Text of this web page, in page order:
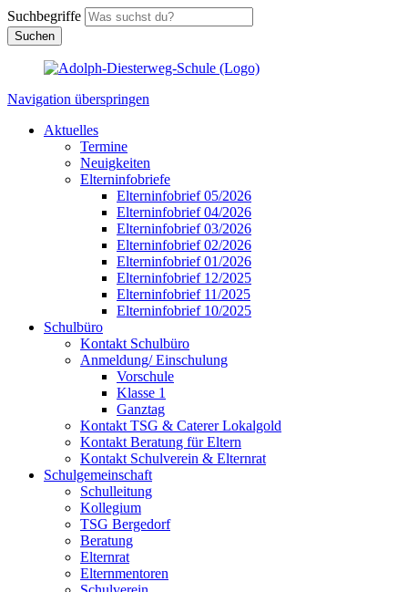
Suchbegriffe
Suchen
Navigation überspringen
Aktuelles
Termine
Neuigkeiten
Elterninfobriefe
Elterninfobrief 05/2026
Elterninfobrief 04/2026
Elterninfobrief 03/2026
Elterninfobrief 02/2026
Elterninfobrief 01/2026
Elterninfobrief 12/2025
Elterninfobrief 11/2025
Elterninfobrief 10/2025
Schulbüro
Kontakt Schulbüro
Anmeldung/ Einschulung
Vorschule
Klasse 1
Ganztag
Kontakt TSG & Caterer Lokalgold
Kontakt Beratung für Eltern
Kontakt Schulverein & Elternrat
Schulgemeinschaft
Schulleitung
Kollegium
TSG Bergedorf
Beratung
Elternrat
Elternmentoren